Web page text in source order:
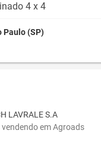
4 x 4
Paulo (SP)
LAVRALE S.A
vendendo em Agroads